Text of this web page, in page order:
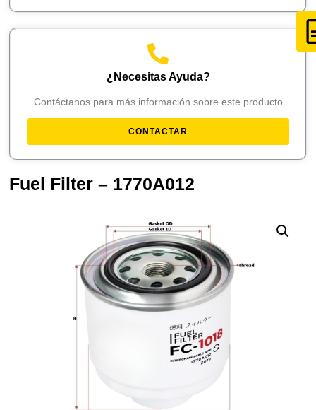
¿Necesitas Ayuda?
Contáctanos para más información sobre este producto
CONTACTAR
Fuel Filter – 1770A012